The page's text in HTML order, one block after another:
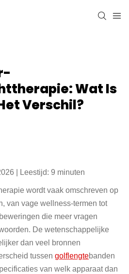
Wat Is
Verschil?
| Leestijd: 9 minuten
wordt vaak omschreven op
van vage wellness-termen tot
die meer vragen
De wetenschappelijke
dan veel bronnen
tussen golflengtebanden
van welk apparaat dan